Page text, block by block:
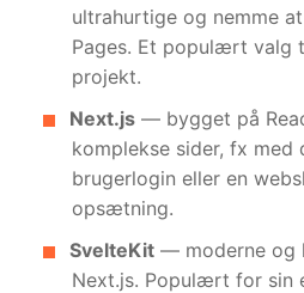
ultrahurtige og nemme at
Pages. Et populært valg
projekt.
Next.js — bygget på
komplekse sider, fx med
brugerlogin eller en
opsætning.
SvelteKit — moderne og
Next.js. Populært for sin